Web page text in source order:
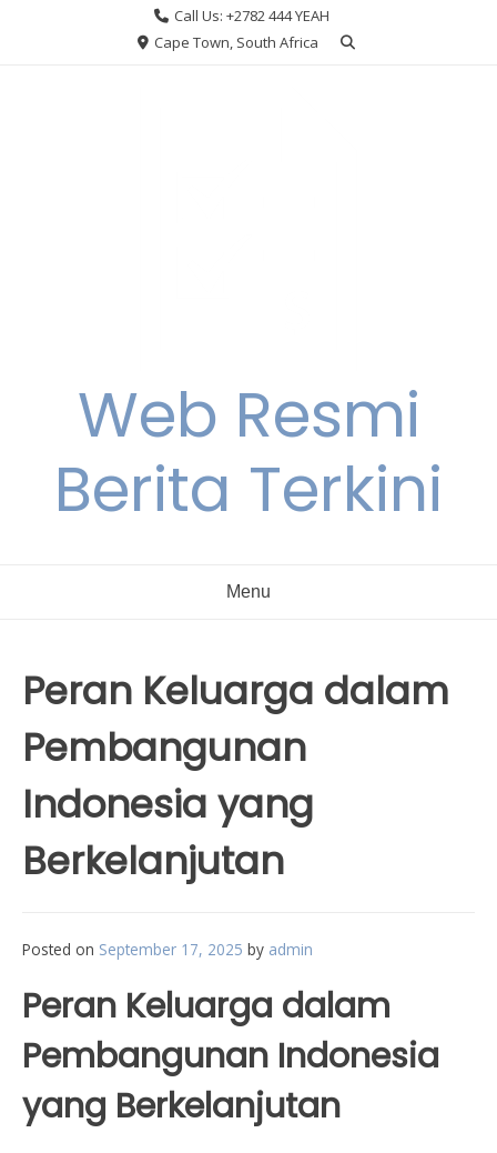
Call Us: +2782 444 YEAH
Cape Town, South Africa
Web Resmi
Berita Terkini
Menu
Peran Keluarga dalam
Pembangunan
Indonesia yang
Berkelanjutan
Posted on September 17, 2025 by admin
Peran Keluarga dalam
Pembangunan Indonesia
yang Berkelanjutan